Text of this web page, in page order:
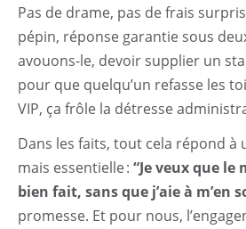
Pas de drame, pas de frais
pépin, réponse garantie sous
avouons-le, devoir supplier un
pour que quelqu’un refasse les
VIP, ça frôle la détresse
Dans les faits, tout cela répond à
mais essentielle : “Je veux que
bien fait, sans que j’aie à m’en
promesse. Et pour nous,